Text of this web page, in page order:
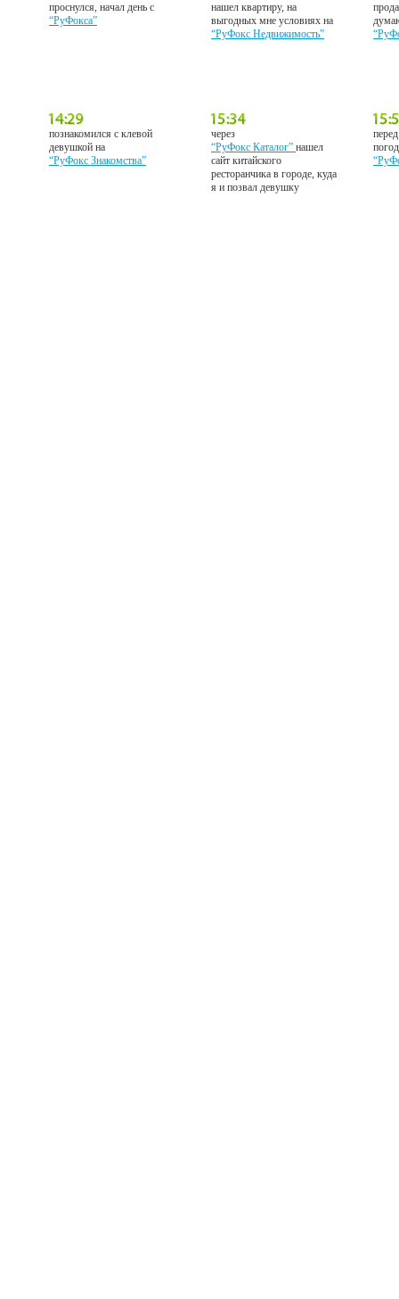
проснулся, начал день с
“РуФокса”
нашел квартиру, на
выгодных мне условиях на
“РуФокс Недвижимость”
познакомился с клевой
девушкой на
“РуФокс Знакомства”
через
“РуФокс Каталог”нашел
сайт китайского
ресторанчика в городе, куда
я и позвал девушку